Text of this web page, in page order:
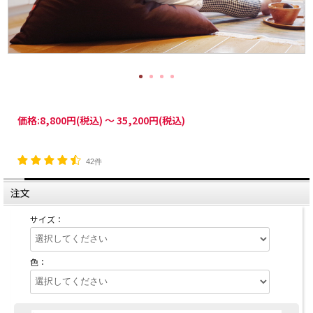
価格:8,800円(税込) ～35,200円(税込)
42件
注文
サイズ：
色：